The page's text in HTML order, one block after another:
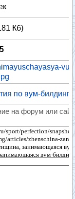
Кб)
по вум-
на форум или